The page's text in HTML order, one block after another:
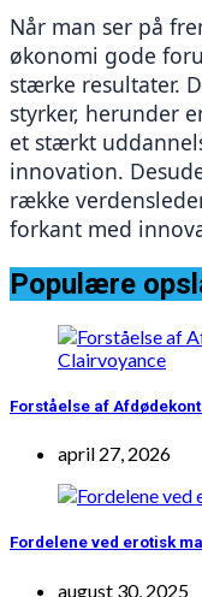
Når man ser på
økonomi gode
stærke resultater.
styrker, herunder
et stærkt
innovation.
række
forkant med
Populære
Forståelse af
april 27, 2026
Fordelene ved erotisk
august 30, 2025